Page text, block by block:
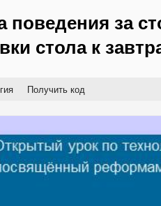
поведения за
стола к
Получить код